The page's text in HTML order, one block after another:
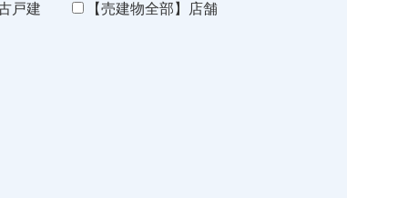
戸建
【売建物全部】店舗